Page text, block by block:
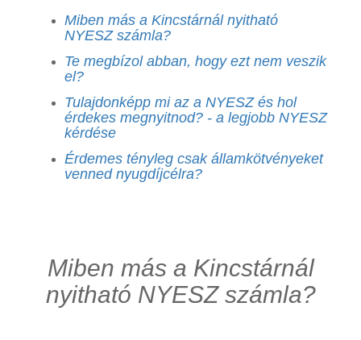
Miben más a Kincstárnál nyitható
NYESZ számla?
Te megbízol abban, hogy ezt nem veszik
el?
Tulajdonképp mi az a NYESZ és hol
érdekes megnyitnod? - a legjobb NYESZ
kérdése
Érdemes tényleg csak államkötvényeket
venned nyugdíjcélra?
Miben más a Kincstárnál
nyitható NYESZ számla?